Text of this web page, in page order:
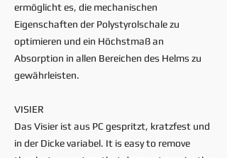
ermöglicht es, die mechanischen
Eigenschaften der Polystyrolschale zu
optimieren und ein Höchstmaß an
Absorption in allen Bereichen des Helms zu
gewährleisten.
VISIER
Das Visier ist aus PC gespritzt, kratzfest und
in der Dicke variabel. It is easy to remove